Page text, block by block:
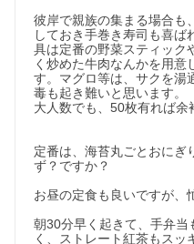
彼岸で親族の集まる場合も
しておき手巻き寿司も喜ば
具は定番の野菜スティック
く炒めた牛肉なんかを用意
す。マグロ等は、サクを湯
毒も起き難いと思います。
大人数でも、50枚有れば余
定番は、海苔丸ごとおにぎ
ず？ですか？
お昼の定食も良いですが、
朝30分早く起きて、手弁
く、ストレート紅茶もスッ